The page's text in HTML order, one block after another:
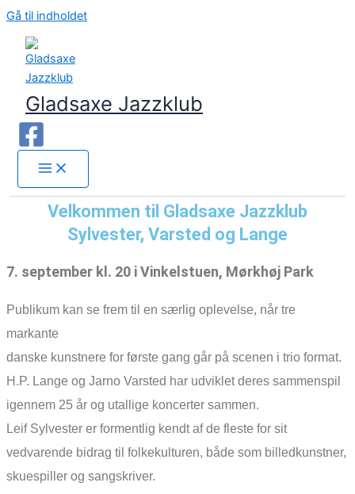
Gå til indholdet
Gladsaxe Jazzklub
Velkommen til Gladsaxe Jazzklub
Sylvester, Varsted og Lange
7. september kl. 20 i Vinkelstuen, Mørkhøj Park
Publikum kan se frem til en særlig oplevelse, når tre
markante
danske kunstnere for første gang går på scenen i trio format.
H.P. Lange og Jarno Varsted har udviklet deres sammenspil
igennem 25 år og utallige koncerter sammen.
Leif Sylvester er formentlig kendt af de fleste for sit
vedvarende bidrag til folkekulturen, både som billedkunstner,
skuespiller og sangskriver.